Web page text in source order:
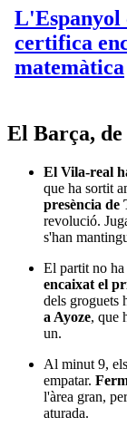
El Barça, de
El Vila-real
que ha sortit
presència de
revolució.
s'han
El partit no ha
encaixat el
dels groguets
a Ayoze, que
un.
Al minut 9,
empatar.
l'àrea gran,
aturada.